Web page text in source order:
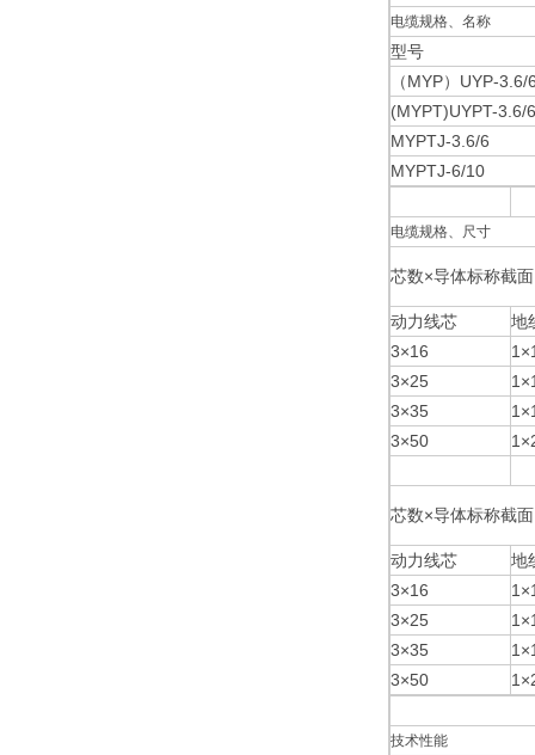
电缆规格、名称
型号
（MYP）UYP-3.6/
(MYPT)UYPT-3.6/6
MYPTJ-3.6/6
MYPTJ-6/10
电缆规格、尺寸
芯数×导体标称截
动力线芯
地
3×16
3×25
3×35
3×50
芯数×导体标称截
动力线芯
地
3×16
3×25
3×35
3×50
技术性能